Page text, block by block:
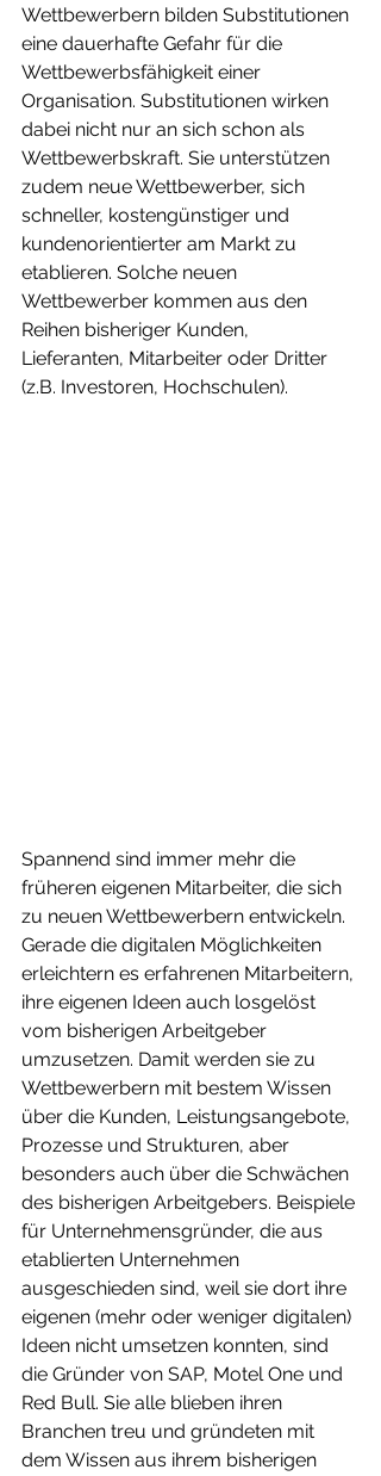
Wettbewerbern bilden Substitutionen
eine dauerhafte Gefahr für die
Wettbewerbsfähigkeit einer
Organisation. Substitutionen wirken
dabei nicht nur an sich schon als
Wettbewerbskraft. Sie unterstützen
zudem neue Wettbewerber, sich
schneller, kostengünstiger und
kundenorientierter am Markt zu
etablieren. Solche neuen
Wettbewerber kommen aus den
Reihen bisheriger Kunden,
Lieferanten, Mitarbeiter oder Dritter
(z.B. Investoren, Hochschulen).
Spannend sind immer mehr die
früheren eigenen Mitarbeiter, die sich
zu neuen Wettbewerbern entwickeln.
Gerade die digitalen Möglichkeiten
erleichtern es erfahrenen Mitarbeitern,
ihre eigenen Ideen auch losgelöst
vom bisherigen Arbeitgeber
umzusetzen. Damit werden sie zu
Wettbewerbern mit bestem Wissen
über die Kunden, Leistungsangebote,
Prozesse und Strukturen, aber
besonders auch über die Schwächen
des bisherigen Arbeitgebers. Beispiele
für Unternehmensgründer, die aus
etablierten Unternehmen
ausgeschieden sind, weil sie dort ihre
eigenen (mehr oder weniger digitalen)
Ideen nicht umsetzen konnten, sind
die Gründer von SAP, Motel One und
Red Bull. Sie alle blieben ihren
Branchen treu und gründeten mit
dem Wissen aus ihrem bisherigen